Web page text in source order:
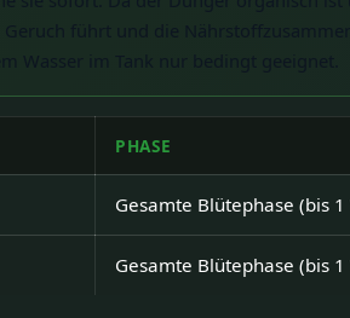
führt und die
Wasser im Tank nur bedingt geeignet.
PHASE
Gesamte Blütephase (bis
Gesamte Blütephase (bis